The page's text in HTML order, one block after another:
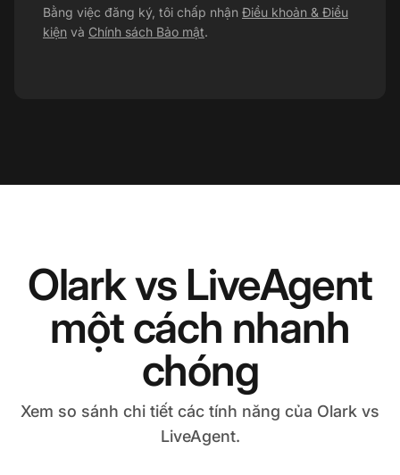
Bằng việc đăng ký, tôi chấp nhận Điều khoản & Điều
kiện và Chính sách Bảo mật.
Olark vs LiveAgent
một cách nhanh
chóng
Xem so sánh chi tiết các tính năng của Olark vs
LiveAgent.